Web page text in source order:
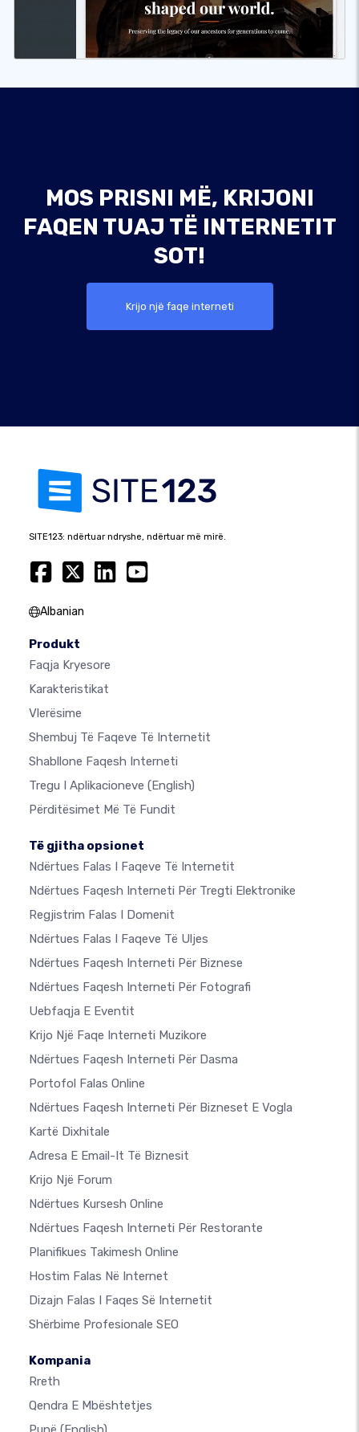
MOS PRISNI MË, KRIJONI
FAQEN TUAJ TË INTERNETIT
SOT!
Krijo një faqe interneti
SITE123: ndërtuar ndryshe, ndërtuar më mirë.
Albanian
Produkt
Faqja Kryesore
Karakteristikat
Vlerësime
Shembuj Të Faqeve Të Internetit
Shabllone Faqesh Interneti
Tregu I Aplikacioneve (English)
Përditësimet Më Të Fundit
Të gjitha opsionet
Ndërtues Falas I Faqeve Të Internetit
Ndërtues Faqesh Interneti Për Tregti Elektronike
Regjistrim Falas I Domenit
Ndërtues Falas I Faqeve Të Uljes
Ndërtues Faqesh Interneti Për Biznese
Ndërtues Faqesh Interneti Për Fotografi
Uebfaqja E Eventit
Krijo Një Faqe Interneti Muzikore
Ndërtues Faqesh Interneti Për Dasma
Portofol Falas Online
Ndërtues Faqesh Interneti Për Bizneset E Vogla
Kartë Dixhitale
Adresa E Email-It Të Biznesit
Krijo Një Forum
Ndërtues Kursesh Online
Ndërtues Faqesh Interneti Për Restorante
Planifikues Takimesh Online
Hostim Falas Në Internet
Dizajn Falas I Faqes Së Internetit
Shërbime Profesionale SEO
Kompania
Rreth
Qendra E Mbështetjes